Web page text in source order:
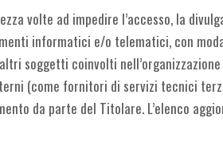
volte ad impedire l’accesso, la
informatici e/o telematici, con
soggetti coinvolti
(come fornitori di servizi tecnici
da parte del Titolare. L’elenco